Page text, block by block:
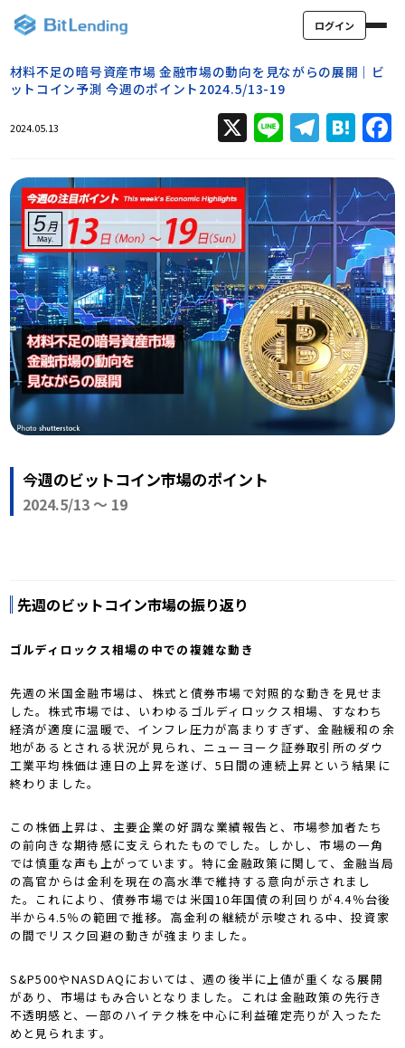
ログイン
材料不足の暗号資産市場 金融市場の動向を見ながらの展開｜ビ
ットコイン予測 今週のポイント2024.5/13-19
2024.05.13 X Line
今週のビットコイン市場のポイント
2024.5/13 〜 19
先週のビットコイン市場の振り返り
ゴルディロックス相場の中での複雑な動き
先週の米国金融市場は、株式と債券市場で対照的な動きを見せま
した。株式市場では、いわゆるゴルディロックス相場、すなわち
経済が適度に温暖で、インフレ圧力が高まりすぎず、金融緩和の余
地があるとされる状況が見られ、ニューヨーク証券取引所のダウ
工業平均株価は連日の上昇を遂げ、5日間の連続上昇という結果に
終わりました。
この株価上昇は、主要企業の好調な業績報告と、市場参加者たち
の前向きな期待感に支えられたものでした。しかし、市場の一角
では慎重な声も上がっています。特に金融政策に関して、金融当局
の高官からは金利を現在の高水準で維持する意向が示されまし
た。これにより、債券市場では米国10年国債の利回りが4.4％台後
半から4.5％の範囲で推移。高金利の継続が示唆される中、投資家
の間でリスク回避の動きが強まりました。
S&P500やNASDAQにおいては、週の後半に上値が重くなる展開
があり、市場はもみ合いとなりました。これは金融政策の先行き
不透明感と、一部のハイテク株を中心に利益確定売りが入ったた
めと見られます。